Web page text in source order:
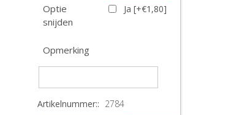
Optie
snijden
Ja [+€1,80]
Opmerking
Artikelnummer:: 2784